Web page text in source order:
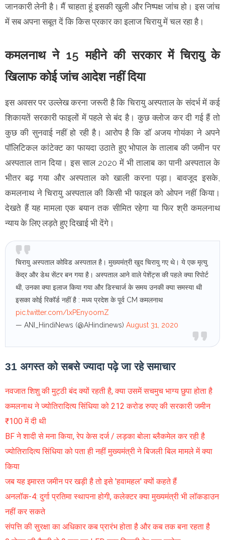
जानकारी लेनी है। मैं चाहता हूं इसकी खुली और निष्पक्ष जांच हो। इस जांच
में सब अपना सबूत दें कि किस प्रकार का इलाज चिरायु में चल रहा है।
कमलनाथ ने 15 महीने की सरकार में चिरायु के
खिलाफ कोई जांच आदेश नहीं दिया
इस अवसर पर उल्लेख करना जरूरी है कि चिरायु अस्पताल के संदर्भ में कई
शिकायतें सरकारी फाइलों में पहले से बंद है। कुछ क्लोज कर दी गई हैं तो
कुछ की सुनवाई नहीं हो रही है। आरोप है कि डॉ अजय गोयंका ने अपने
पॉलिटिकल कांटेक्ट का फायदा उठाते हुए भोपाल के तालाब की जमीन पर
अस्पताल तान दिया। इस साल 2020 में भी तालाब का पानी अस्पताल के
भीतर बढ़ गया और अस्पताल को खाली करना पड़ा। बावजूद इसके,
कमलनाथ ने चिरायु अस्पताल की किसी भी फाइल को ओपन नहीं किया।
देखते हैं यह मामला एक बयान तक सीमित रहेगा या फिर श्री कमलनाथ
न्याय के लिए लड़ते हुए दिखाई भी देंगे।
चिरायु अस्पताल कोविड अस्पताल है। मुख्यमंत्री खुद चिरायु गए थे। ये एक मृत्यु
केंद्र और डेथ सेंटर बन गया है। अस्पताल आने वाले पेशेंट्स की पहले क्या रिपोर्ट
थी, उनका क्या इलाज किया गया और डिस्चार्ज के समय उनकी क्या समस्या थी
इसका कोई रिकॉर्ड नहीं है : मध्य प्रदेश के पूर्व CM कमलनाथ
pic.twitter.com/lxPEnyoomZ
— ANI_HindiNews (@AHindinews) August 31, 2020
31 अगस्त को सबसे ज्यादा पढ़े जा रहे समाचार
नवजात शिशु की मुट्ठी बंद क्यों रहती है, क्या उसमें सचमुच भाग्य छुपा होता है
कमलनाथ ने ज्योतिरादित्य सिंधिया को 212 करोड रुपए की सरकारी जमीन
₹100 में दी थी
BF ने शादी से मना किया, रेप केस दर्ज / लड़का बोला ब्लैकमेल कर रही है
ज्योतिरादित्य सिंधिया को पता ही नहीं मुख्यमंत्री ने बिजली बिल मामले में क्या
किया
जब यह इमारत जमीन पर खड़ी है तो इसे 'हवामहल' क्यों कहते हैं
अनलॉक-4: दुर्गा प्रतिमा स्थापना होगी, कलेक्टर क्या मुख्यमंत्री भी लॉकडाउन
नहीं कर सकते
संपत्ति की सुरक्षा का अधिकार कब प्रारंभ होता है और कब तक बना रहता है